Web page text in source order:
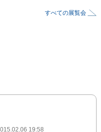
すべての展覧会
19:58